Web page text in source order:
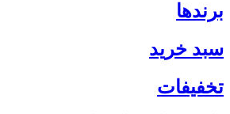
برندها
سبد خرید
تخفیفات